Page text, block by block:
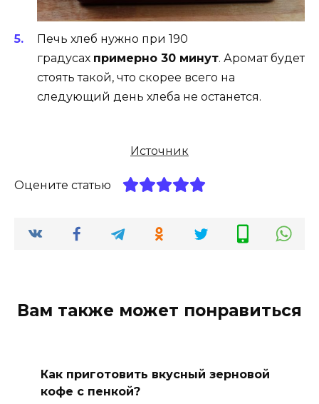
Печь хлеб нужно при 190
градусах примерно 30 минут. Аромат будет
стоять такой, что скорее всего на
следующий день хлеба не останется.
Источник
Оцените статью
Вам также может понравиться
Как приготовить вкусный зерновой
кофе с пенкой?